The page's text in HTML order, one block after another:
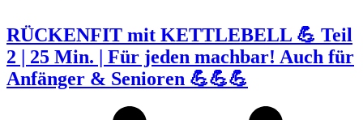
RÜCKENFIT mit KETTLEBELL 💪 Teil
2 | 25 Min. | Für jeden machbar! Auch für
Anfänger & Senioren 💪💪💪